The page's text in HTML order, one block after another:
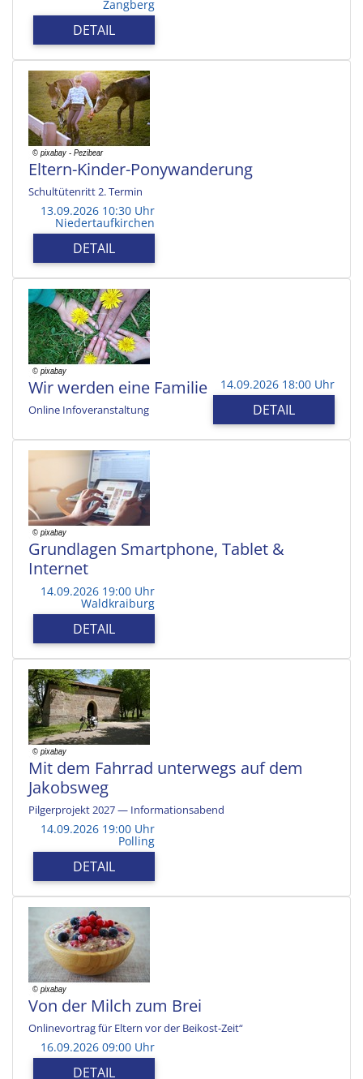
Zangberg
DETAIL
Eltern-Kinder-Ponywanderung
Schultütenritt 2. Termin
13.09.2026 10:30 Uhr
Niedertaufkirchen
DETAIL
Wir werden eine Familie
Online Infoveranstaltung
14.09.2026 18:00 Uhr
DETAIL
Grundlagen Smartphone, Tablet &
Internet
14.09.2026 19:00 Uhr
Waldkraiburg
DETAIL
Mit dem Fahrrad unterwegs auf dem
Jakobsweg
Pilgerprojekt 2027 — Informationsabend
14.09.2026 19:00 Uhr
Polling
DETAIL
Von der Milch zum Brei
Onlinevortrag für Eltern vor der Beikost-Zeit“
16.09.2026 09:00 Uhr
DETAIL